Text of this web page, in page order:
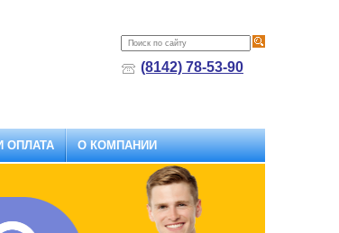
(8142) 78-53-90
ОПЛАТА О КОМПАНИИ